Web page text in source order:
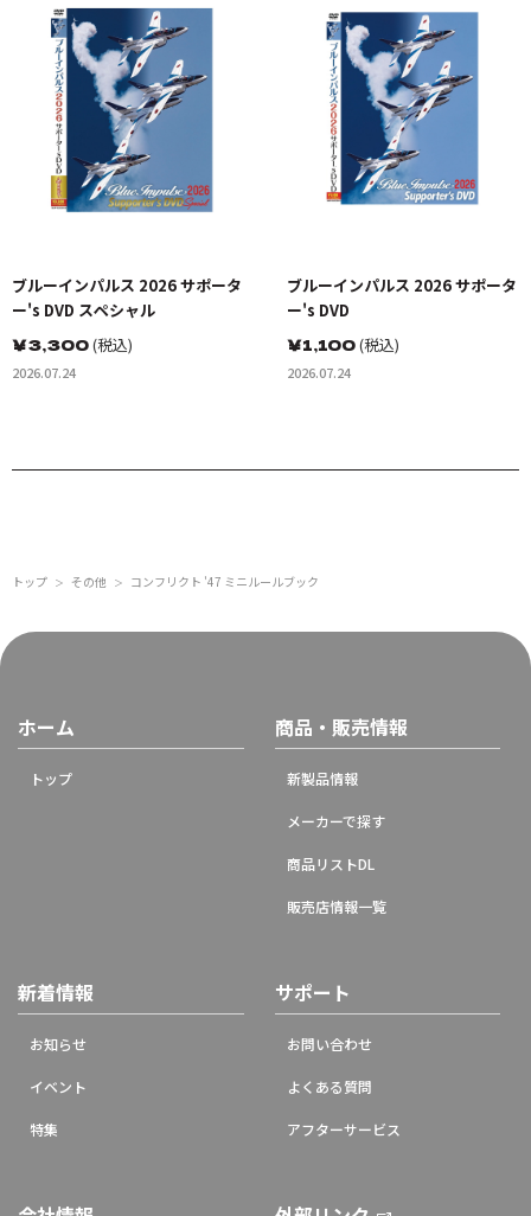
ブルーインパルス 2026 サポータ
ー's DVD スペシャル
￥3,300(税込)
2026.07.24
ブルーインパルス 2026 サポータ
ー's DVD
￥1,100(税込)
2026.07.24
トップ ＞ その他 ＞ コンフリクト '47 ミニルールブック
ホーム
トップ
商品・販売情報
新製品情報
メーカーで探す
商品リストDL
販売店情報一覧
新着情報
お知らせ
イベント
特集
サポート
お問い合わせ
よくある質問
アフターサービス